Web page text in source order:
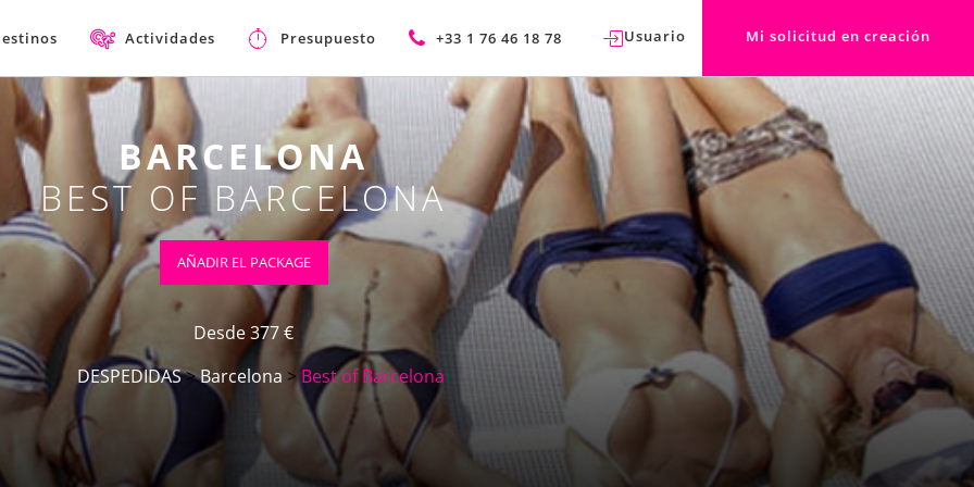
Actividades Presupuesto +33 1 76 46 18 78 Usuario Mi solicitud en creación
BARCELONA
BEST OF BARCELONA
AÑADIR EL PACKAGE
Desde 377 €
DESPEDIDAS>Barcelona >Best of Barcelona